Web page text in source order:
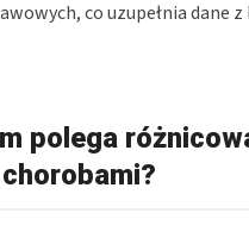
co uzupełnia dane z
polega